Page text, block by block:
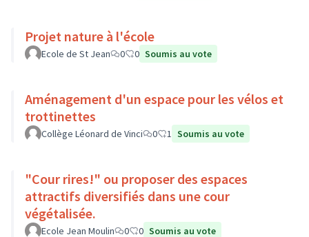
Projet nature à l'école
Ecole de St Jean 0 0 Soumis au vote
Aménagement d'un espace pour les vélos et
trottinettes
Collège Léonard de Vinci 0 1 Soumis au vote
"Cour rires!" ou proposer des espaces
attractifs diversifiés dans une cour
végétalisée.
Ecole Jean Moulin 0 0 Soumis au vote